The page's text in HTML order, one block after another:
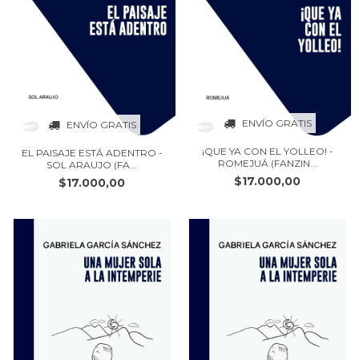
ENVÍO GRATIS
EL PAISAJE ESTÁ ADENTRO -
SOL ARAUJO (FA...
$17.000,00
ENVÍO GRATIS
¡QUE YA CON EL YOLLEO! -
ROMEJUÁ (FANZIN...
$17.000,00